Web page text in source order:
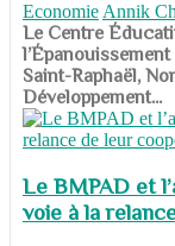
Economie Annik
​​​​​​​Le Centre
Saint-Raphaël,
Développement...
Le BMPAD et
voie à la